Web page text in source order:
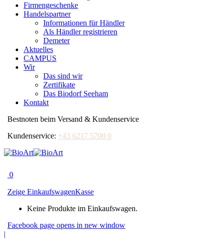
Firmengeschenke
Handelspartner
Informationen für Händler
Als Händler registrieren
Demeter
Aktuelles
CAMPUS
Wir
Das sind wir
Zertifikate
Das Biodorf Seeham
Kontakt
Bestnoten beim Versand & Kundenservice
Kundenservice: +43 6217 5700 0
0
Zeige EinkaufswagenKasse
Keine Produkte im Einkaufswagen.
Facebook page opens in new window
|